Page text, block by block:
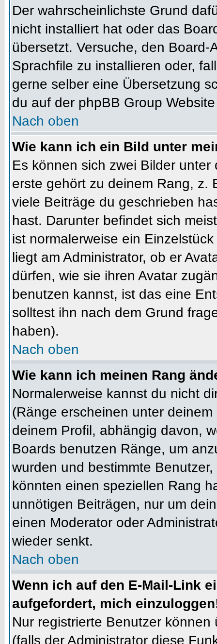
Der wahrscheinlichste Grund
nicht installiert hat oder das
übersetzt. Versuche, den
Sprachfile zu installieren oder,
gerne selber eine Übersetzung
du auf der phpBB Group
Nach oben
Wie kann ich ein Bild unter
Es können sich zwei Bilder
erste gehört zu deinem Rang, z.
viele Beiträge du geschrieben
hast. Darunter befindet sich
ist normalerweise ein
liegt am Administrator, ob er
dürfen, wie sie ihren Avatar
benutzen kannst, ist das eine
solltest ihn nach dem Grund
haben).
Nach oben
Wie kann ich meinen Rang
Normalerweise kannst du nicht
(Ränge erscheinen unter
deinem Profil, abhängig davon,
Boards benutzen Ränge, um
wurden und bestimmte
könnten einen speziellen Rang
unnötigen Beiträgen, nur um
einen Moderator oder
wieder senkt.
Nach oben
Wenn ich auf den E-Mail-Link
aufgefordert, mich
Nur registrierte Benutzer
(falls der Administrator diese